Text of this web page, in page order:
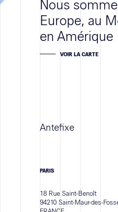
Nous
Europe, au
en Amérique
VOIR LA CARTE
Antefixe
PARIS
18 Rue Saint-Benoît
94210 Saint-Maur-des-